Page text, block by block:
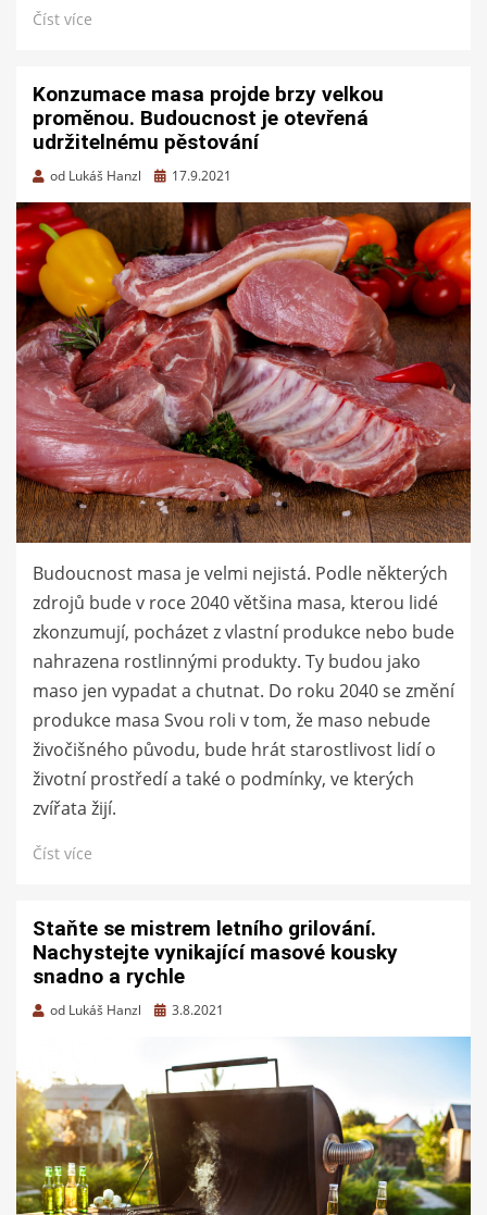
Číst více
Konzumace masa projde brzy velkou
proměnou. Budoucnost je otevřená
udržitelnému pěstování
od Lukáš Hanzl
Zveřejněno
17.9.2021
Budoucnost masa je velmi nejistá. Podle některých
zdrojů bude v roce 2040 většina masa, kterou lidé
zkonzumují, pocházet z vlastní produkce nebo bude
nahrazena rostlinnými produkty. Ty budou jako
maso jen vypadat a chutnat. Do roku 2040 se změní
produkce masa Svou roli v tom, že maso nebude
živočišného původu, bude hrát starostlivost lidí o
životní prostředí a také o podmínky, ve kterých
zvířata žijí.
Číst více
Staňte se mistrem letního grilování.
Nachystejte vynikající masové kousky
snadno a rychle
od Lukáš Hanzl
Zveřejněno
3.8.2021